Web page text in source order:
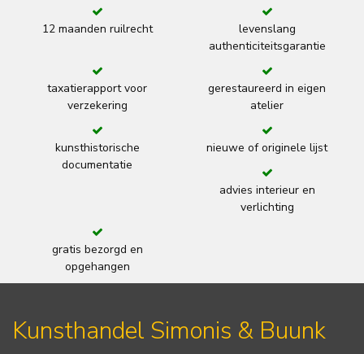
12 maanden ruilrecht
levenslang
authenticiteitsgarantie
taxatierapport voor
verzekering
gerestaureerd in eigen
atelier
kunsthistorische
documentatie
nieuwe of originele lijst
advies interieur en
verlichting
gratis bezorgd en
opgehangen
Kunsthandel Simonis & Buunk